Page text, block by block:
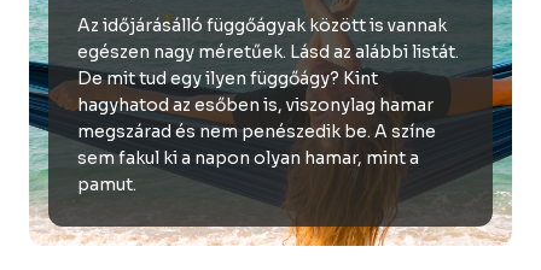
Az időjárásálló függőágyak között is vannak
egészen nagy méretűek. Lásd az alábbi listát.
De mit tud egy ilyen függőágy? Kint
hagyhatod az esőben is, viszonylag hamar
megszárad és nem penészedik be. A színe
sem fakul ki a napon olyan hamar, mint a
pamut.